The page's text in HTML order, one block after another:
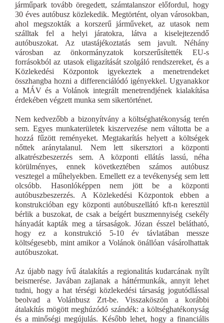
járműpark tovább öregedett, számtalanszor előfordul, hogy
30 éves autóbusz közlekedik. Megtörtént, olyan városokban,
ahol megszokták a korszerű járműveket, az utasok nem
szálltak fel a helyi járatokra, látva a kiselejtezendő
autóbuszokat. Az utastájékoztatás sem javult. Néhány
városban az önkormányzatok korszerűsítették EU-s
forrásokból az utasok eligazítását szolgáló rendszereket, és a
Közlekedési Központok igyekeztek a menetrendeket
összhangba hozni a differenciálódó igényekkel. Ugyanakkor
a MÁV és a Volánok integrált menetrendjének kialakítása
érdekében végzett munka sem sikertörténet.
Nem kedvezőbb a bizonyítvány a költséghatékonyság terén
sem. Egyes munkaterületek kiszervezése nem váltotta be a
hozzá fűzött reményeket. Megtakarítás helyett a költségek
nőttek aránytalanul. Nem lett sikersztori a központi
alkatrészbeszerzés sem. A központi ellátás lassú, néha
körülményes, ennek következtében számos autóbusz
vesztegel a műhelyekben. Emellett ez a tevékenység sem lett
olcsóbb. Hasonlóképpen nem jött be a központi
autóbuszbeszerzés. A Közlekedési Központok ebben a
konstrukcióban egy központi autóbuszellátó kft-n keresztül
bérlik a buszokat, de csak a beígért buszmennyiség csekély
hányadát kapták meg a társaságok. Józan ésszel belátható,
hogy ez a konstrukció 5-10 év távlatában messze
költségesebb, mint amikor a Volánok önállóan vásárolhattak
autóbuszokat.
Az újabb nagy ívű átalakítás a regionalitás kudarcának nyílt
beismerése. Javában zajlanak a háttérmunkák, annyit lehet
tudni, hogy a hat térségi közlekedési társaság jogutódlással
beolvad a Volánbusz Zrt-be. Visszaköszön a korábbi
átalakítás mögött meghúzódó szándék: a költséghatékonyság
és a minőségi megújulás. Később lehet, hogy a financiális